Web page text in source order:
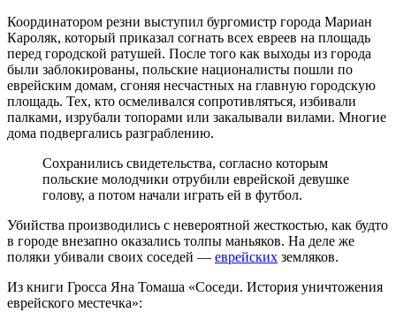
Координатором резни выступил бургомистр города Мариан
Кароляк, который приказал согнать всех евреев на площадь
перед городской ратушей. После того как выходы из города
были заблокированы, польские националисты пошли по
еврейским домам, сгоняя несчастных на главную городскую
площадь. Тех, кто осмеливался сопротивляться, избивали
палками, изрубали топорами или закалывали вилами. Многие
дома подвергались разграблению.
Сохранились свидетельства, согласно которым
польские молодчики отрубили еврейской девушке
голову, а потом начали играть ей в футбол.
Убийства производились с невероятной жесткостью, как будто
в городе внезапно оказались толпы маньяков. На деле же
поляки убивали своих соседей — еврейских земляков.
Из книги Гросса Яна Томаша «Соседи. История уничтожения
еврейского местечка»: